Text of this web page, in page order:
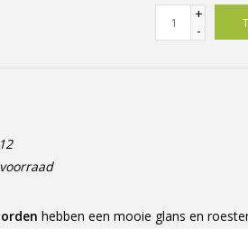
+
-
hebben een mooie glans en